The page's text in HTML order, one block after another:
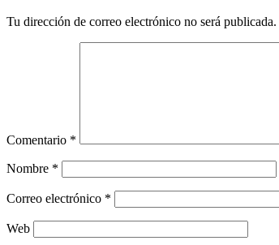
Tu dirección de correo electrónico no será publicada.
Comentario *
Nombre *
Correo electrónico *
Web